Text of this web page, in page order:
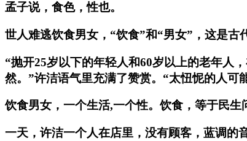
孟子说，食色，性也。
世人难逃饮食男女，“饮食”和“男女”，这是
“抛开25岁以下的年轻人和60岁以上的老年人
然。”许洁语气里充满了赞赏。“太忸怩的人可
饮食男女，一个生活,一个性。饮食，等于民生
一天，许洁一个人在店里，没有顾客，蓝调的